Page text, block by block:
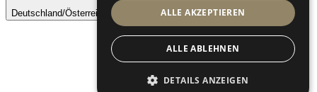
ALLE AKZEPTIEREN
ALLE ABLEHNEN
DETAILS ANZEIGEN
Deutschland/Österreich - Deutsch Speichern